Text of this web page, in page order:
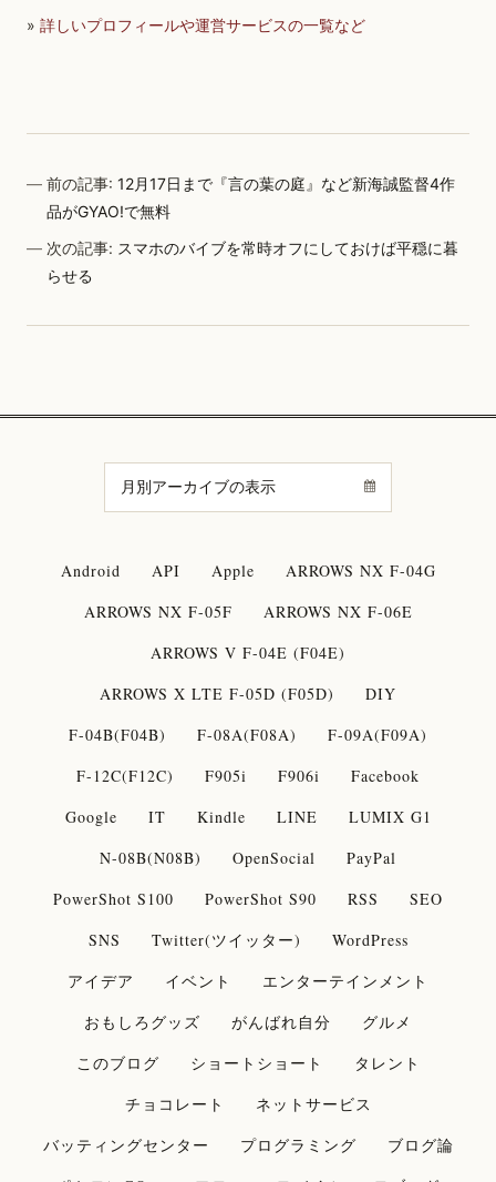
» 詳しいプロフィールや運営サービスの一覧など
前の記事:12月17日まで『言の葉の庭』など新海誠監督4作
品がGYAO!で無料
次の記事: スマホのバイブを常時オフにしておけば平穏に暮
らせる
Android API Apple
ARROWS NX F-04G
ARROWS NX F-05F
ARROWS NX F-06E
ARROWS V F-04E (F04E)
ARROWS X LTE F-05D (F05D)
DIY
F-04B(F04B)
F-08A(F08A)
F-09A(F09A)
F-12C(F12C)
F905i F906i
Facebook
Google
IT Kindle LINE
LUMIX G1
N-08B(N08B)
OpenSocial
PayPal
PowerShot S100
PowerShot S90 RSS
SEO
SNS
Twitter(ツイッター)
WordPress
アイデア
イベント
エンターテインメント
おもしろグッズ
がんばれ自分
グルメ
このブログ
ショートショート
タレント
チョコレート
ネットサービス
バッティングセンター
プログラミング
ブログ論